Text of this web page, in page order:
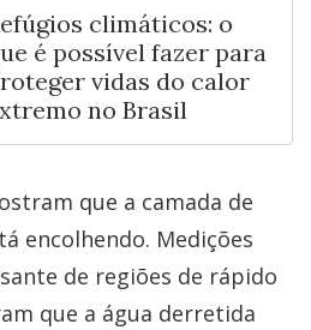
climáticos: o
é possível fazer para
vidas do calor
no Brasil
que a camada de
encolhendo. Medições
de regiões de rápido
que a água derretida